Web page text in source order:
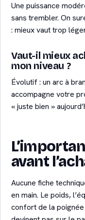
Une puissance
sans trembler. On
: mieux vaut trop
Vaut-il mieux
mon niveau ?
Évolutif : un arc à
accompagne votre
« juste bien »
avant
Aucune fiche
en main. Le poids,
confort de la poignée